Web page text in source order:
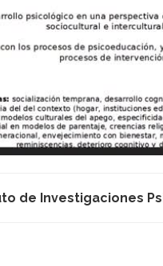
de Investigaciones